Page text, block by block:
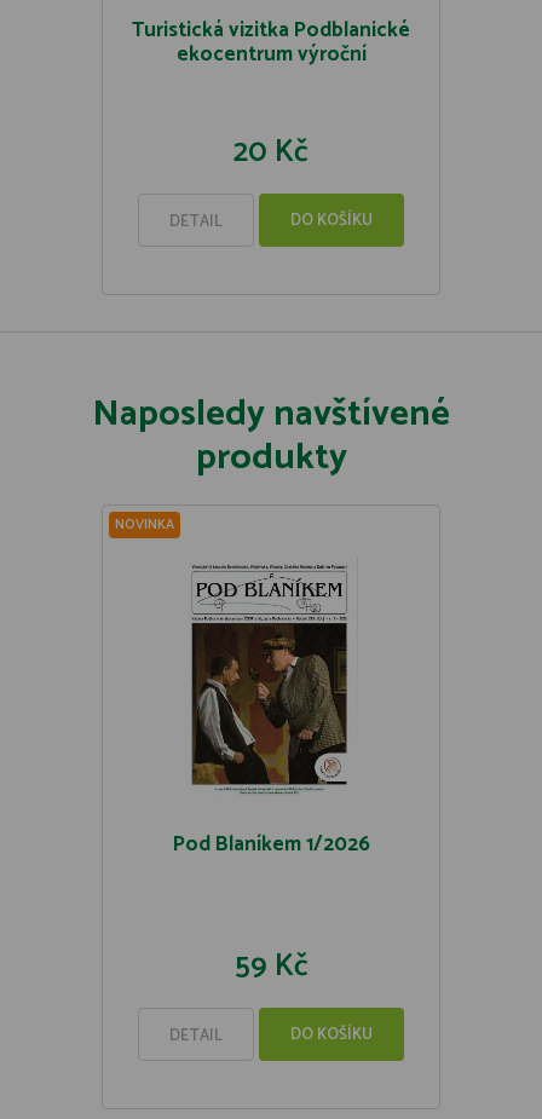
Turistická vizitka Podblanické
ekocentrum výroční
20 Kč
DETAIL DO KOŠÍKU
Naposledy navštívené
produkty
NOVINKA
Pod Blaníkem 1/2026
59 Kč
DETAIL DO KOŠÍKU